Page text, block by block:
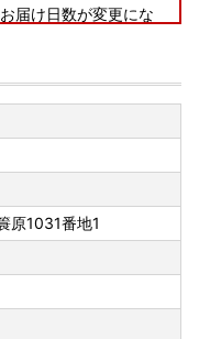
届け日数が変更にな
委託しているヤマト
から、下記の地域へ
となります。
送）につきまして
できないこともござ
う、お願い申し上げ
広島県（福山市のみ
県、愛媛県、高知県
原1031番地1